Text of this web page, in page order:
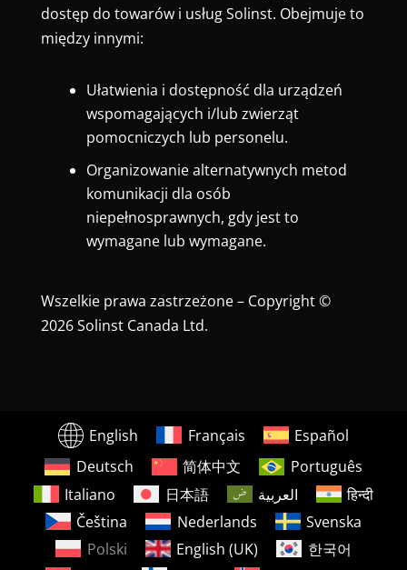
dostęp do towarów i usług Solinst. Obejmuje to
między innymi:
Ułatwienia i dostępność dla urządzeń
wspomagających i/lub zwierząt
pomocniczych lub personelu.
Organizowanie alternatywnych metod
komunikacji dla osób
niepełnosprawnych, gdy jest to
wymagane lub wymagane.
Wszelkie prawa zastrzeżone – Copyright ©
2026 Solinst Canada Ltd.
English Français
Español
Deutsch
简体中文
Português
Italiano
日本語 العربية
हिन्दी
Čeština
Nederlands
Svenska
Polski
English (UK)
한국어